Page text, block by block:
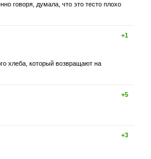
говоря, думала, что это тесто плохо
+1
хлеба, который возвращают на
+5
+3